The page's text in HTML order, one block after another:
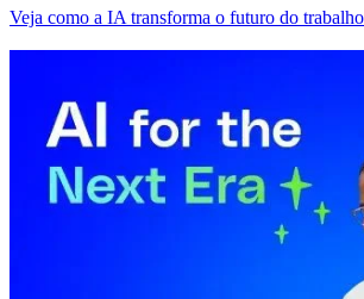
Veja como a IA transforma o futuro do